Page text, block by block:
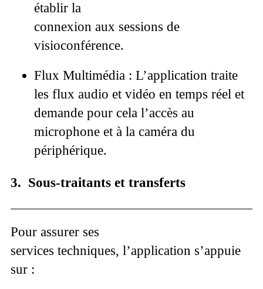
établir la
connexion aux sessions de
visioconférence.
Flux Multimédia : L’application traite
les flux audio et vidéo en temps réel et
demande pour cela l’accès au
microphone et à la caméra du
périphérique.
3. Sous-traitants et transferts
Pour assurer ses
services techniques, l’application s’appuie
sur :